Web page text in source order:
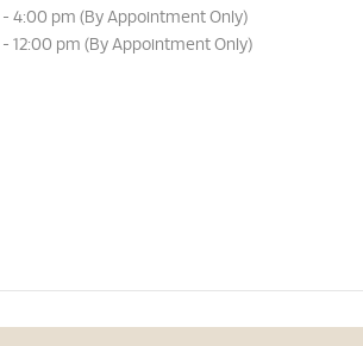
4:00 pm (By Appointment Only)
12:00 pm (By Appointment Only)